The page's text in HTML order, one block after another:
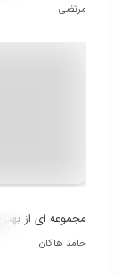
مرتضی
مجموعه ای از
حامد هاکان